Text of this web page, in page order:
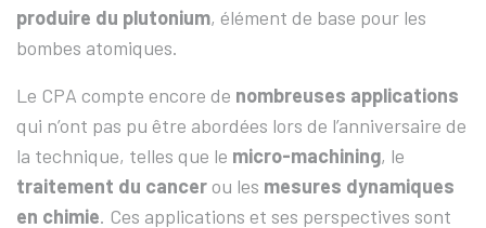
produire du plutonium, élément de base pour les
bombes atomiques.
Le CPA compte encore de nombreuses applications
qui n’ont pas pu être abordées lors de l’anniversaire de
la technique, telles que le micro-machining, le
traitement du cancerou les mesures dynamiques
en chimie. Ces applications et ses perspectives sont